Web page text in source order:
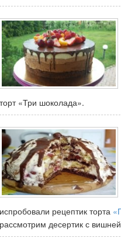
торт «Три шоколада».
испробовали рецептик торта
рассмотрим десертик с